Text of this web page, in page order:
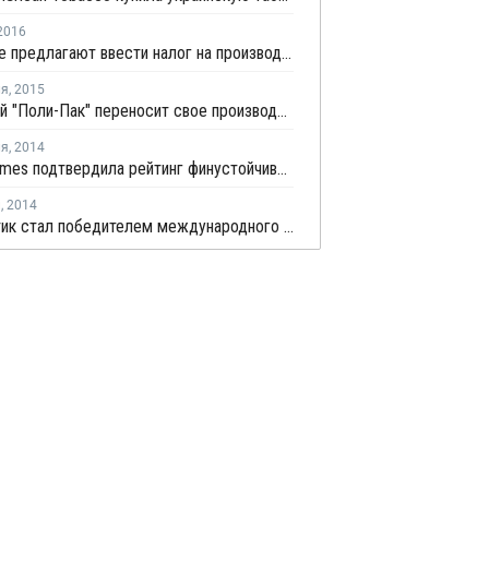
В Украине предлагают ввести налог на производство и импорт упаковки
, 2015
Луганский "Поли-Пак" переносит свое производство в Россию
, 2014
Euler Hermes подтвердила рейтинг финустойчивости Укрпластик
, 2014
Укрпластик стал победителем международного рейтинга "Экспортер года" 2013